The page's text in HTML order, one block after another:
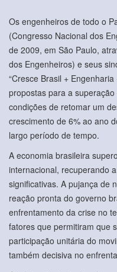
Os engenheiros de todo o
(Congresso Nacional dos
de 2009, em São Paulo,
dos Engenheiros) e seus
“Cresce Brasil +
propostas para a
condições de retomar um
crescimento de 6% ao ano
largo período de tempo.
A economia brasileira
internacional, recuperando
significativas. A pujança de
reação pronta do governo
enfrentamento da crise no
fatores que permitiram que
participação unitária do
também decisiva no